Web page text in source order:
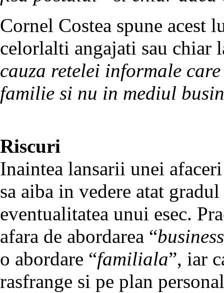
Cornel Costea spune acest
celorlalti angajati sau chiar
cauza retelei informale
familie si nu in mediul
Riscuri
Inaintea lansarii unei
sa aiba in vedere atat
eventualitatea unui esec.
afara de abordarea “business
o abordare “familiala”, iar
rasfrange si pe plan